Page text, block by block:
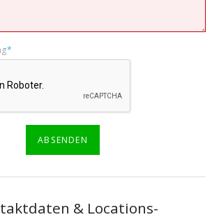
*
ABSENDEN
& Locations-